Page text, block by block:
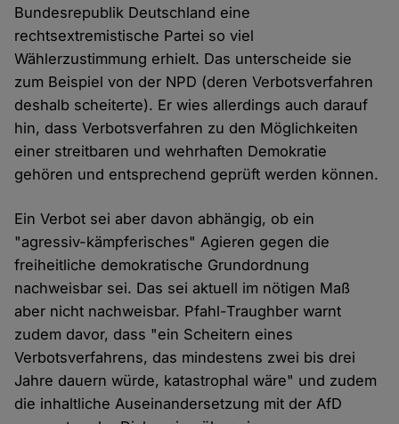
Bundesrepublik Deutschland eine
rechtsextremistische Partei so viel
Wählerzustimmung erhielt. Das unterscheide sie
zum Beispiel von der NPD (deren Verbotsverfahren
deshalb scheiterte). Er wies allerdings auch darauf
hin, dass Verbotsverfahren zu den Möglichkeiten
einer streitbaren und wehrhaften Demokratie
gehören und entsprechend geprüft werden können.
Ein Verbot sei aber davon abhängig, ob ein
"agressiv-kämpferisches" Agieren gegen die
freiheitliche demokratische Grundordnung
nachweisbar sei. Das sei aktuell im nötigen Maß
aber nicht nachweisbar. Pfahl-Traughber warnt
zudem davor, dass "ein Scheitern eines
Verbotsverfahrens, das mindestens zwei bis drei
Jahre dauern würde, katastrophal wäre" und zudem
die inhaltliche Auseinandersetzung mit der AfD